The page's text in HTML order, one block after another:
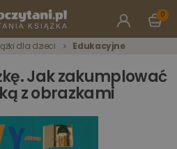
0
dla dzieci Edukacyjne
Jak zakumplować
z obrazkami